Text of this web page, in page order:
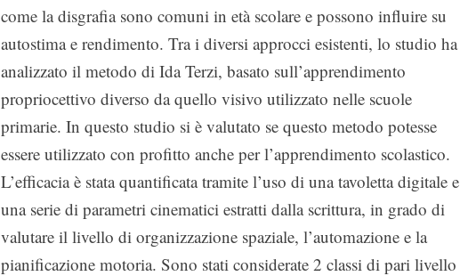
come la disgrafia sono comuni in età scolare e possono influire su
autostima e rendimento. Tra i diversi approcci esistenti, lo studio ha
analizzato il metodo di Ida Terzi, basato sull’apprendimento
propriocettivo diverso da quello visivo utilizzato nelle scuole
primarie. In questo studio si è valutato se questo metodo potesse
essere utilizzato con profitto anche per l’apprendimento scolastico.
L’efficacia è stata quantificata tramite l’uso di una tavoletta digitale e
una serie di parametri cinematici estratti dalla scrittura, in grado di
valutare il livello di organizzazione spaziale, l’automazione e la
pianificazione motoria. Sono stati considerate 2 classi di pari livello